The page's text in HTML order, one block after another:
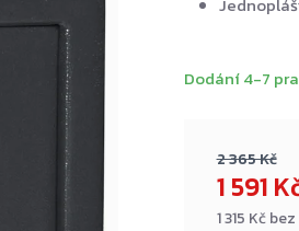
2 365 Kč
1 591
1 315 Kč
Dodání 4-7